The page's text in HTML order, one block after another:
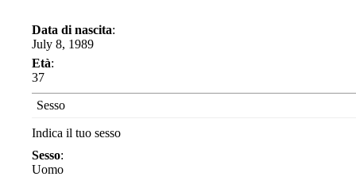
Data di nascita:
July 8, 1989
Età:
37
Sesso
Indica il tuo sesso
Sesso:
Uomo